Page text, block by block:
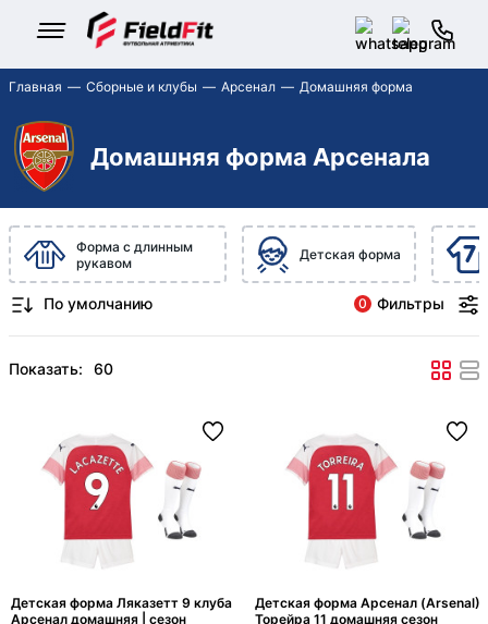
Главная Сборные и клубы Арсенал Домашняя форма
Домашняя форма Арсенала
Форма с длинным
рукавом
Детская форма
0 Фильтры
Показать:
Детская форма Ляказетт 9 клуба
Арсенал домашняя | сезон
Детская форма Арсенал (Arsenal)
Торейра 11 домашняя сезон